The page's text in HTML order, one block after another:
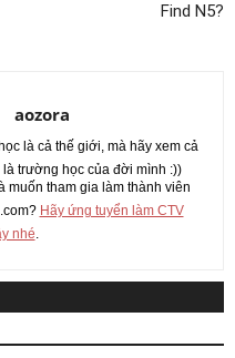
Find N5?
aozora
là cả thế giới, mà hãy xem cả
trường học của đời mình :))
muốn tham gia làm thành viên
Hãy ứng tuyển làm CTV
nhé.